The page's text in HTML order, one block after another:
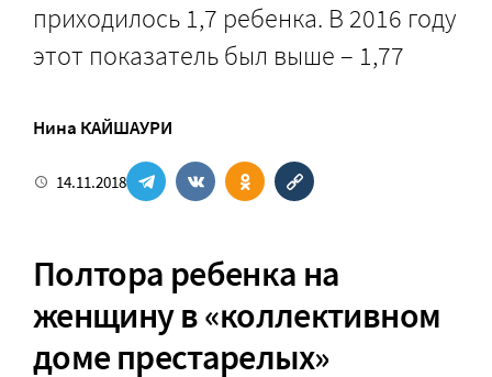
приходилось 1,7 ребенка. В 2016 году
этот показатель был выше – 1,77
Нина КАЙШАУРИ
14.11.2018
Полтора ребенка на
женщину в «коллективном
доме престарелых»